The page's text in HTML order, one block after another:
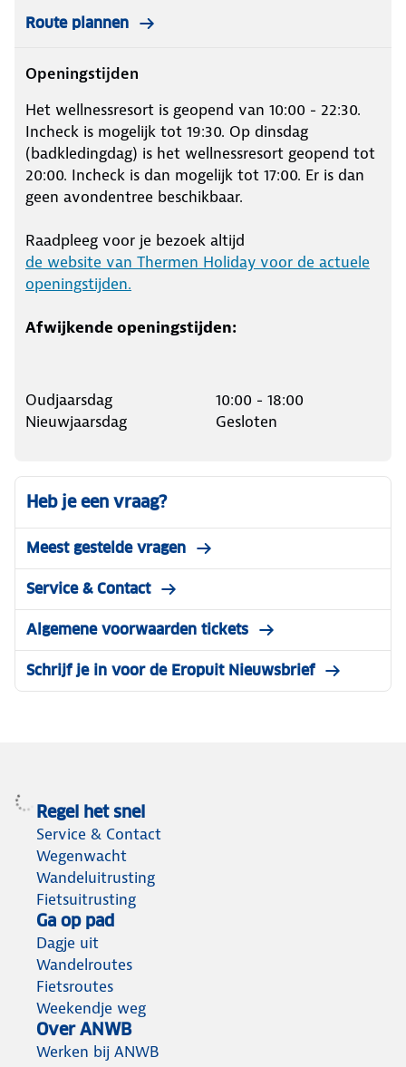
Route plannen
Openingstijden
Het wellnessresort is geopend van 10:00 - 22:30.
Incheck is mogelijk tot 19:30. Op dinsdag
(badkledingdag) is het wellnessresort geopend tot
20:00. Incheck is dan mogelijk tot 17:00. Er is dan
geen avondentree beschikbaar.
Raadpleeg voor je bezoek altijd
de website van Thermen Holiday voor de actuele
openingstijden.
Afwijkende openingstijden:
Oudjaarsdag
10:00 - 18:00
Nieuwjaarsdag
Gesloten
Heb je een vraag?
Meest gestelde vragen
Service & Contact
Algemene voorwaarden tickets
Schrijf je in voor de Eropuit Nieuwsbrief
Regel het snel
Service & Contact
Wegenwacht
Wandeluitrusting
Fietsuitrusting
Ga op pad
Dagje uit
Wandelroutes
Fietsroutes
Weekendje weg
Over ANWB
Werken bij ANWB